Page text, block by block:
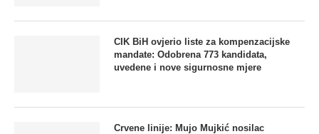
CIK BiH ovjerio liste za kompenzacijske
mandate: Odobrena 773 kandidata,
uvedene i nove sigurnosne mjere
Crvene linije: Mujo Mujkić nosilac